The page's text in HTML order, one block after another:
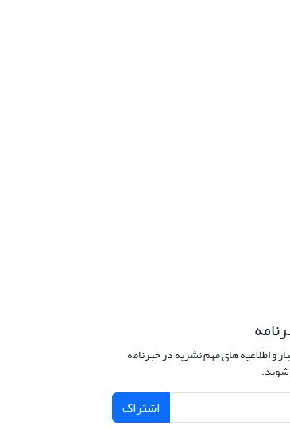
و اطلاعیه های مهم نشریه در خبرنامه
اشتراک